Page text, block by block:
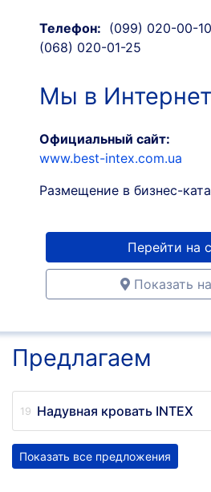
Телефон: (099) 020-00-10
(068) 020-01-25
Мы в
Официальный сайт:
www.best-intex.com.ua
Размещение в бизнес-
Перейти на
Показать
Предлагаем
Надувная кровать INTEX
Показать все предложения